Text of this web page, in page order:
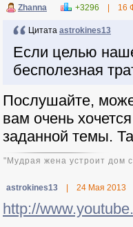
Zhanna +3296 16
Цитата astrokines13
Если целью
бесполезная
Послушайте,
вам очень
заданной темы.
"Мудрая жена устроит дом
astrokines13 24 Мая 2013
http://